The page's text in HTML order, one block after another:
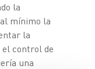
la
mínimo la
la
el control de
una